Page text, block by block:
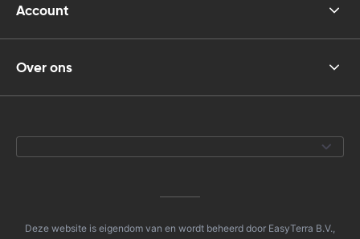
Account
Over ons
Deze website is eigendom van en wordt beheerd door EasyTerra B.V.,